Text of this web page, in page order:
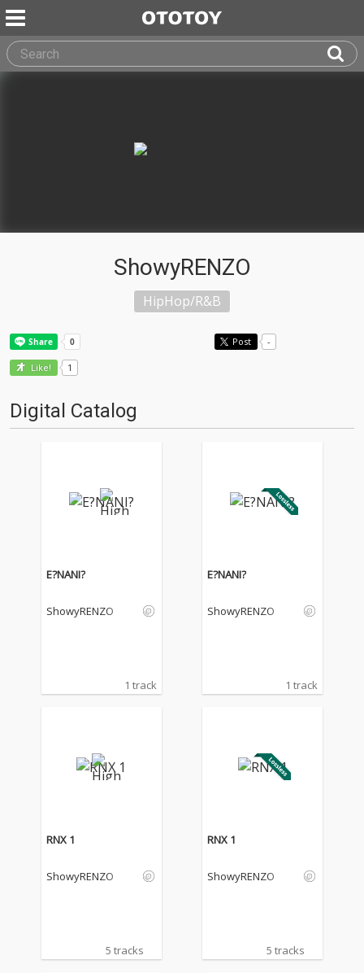
ShowyRENZO
HipHop/R&B
Post -
Like! 1
Digital Catalog
E?NANI?
ShowyRENZO
1 track
E?NANI?
ShowyRENZO
1 track
RNX 1
ShowyRENZO
5 tracks
RNX 1
ShowyRENZO
5 tracks